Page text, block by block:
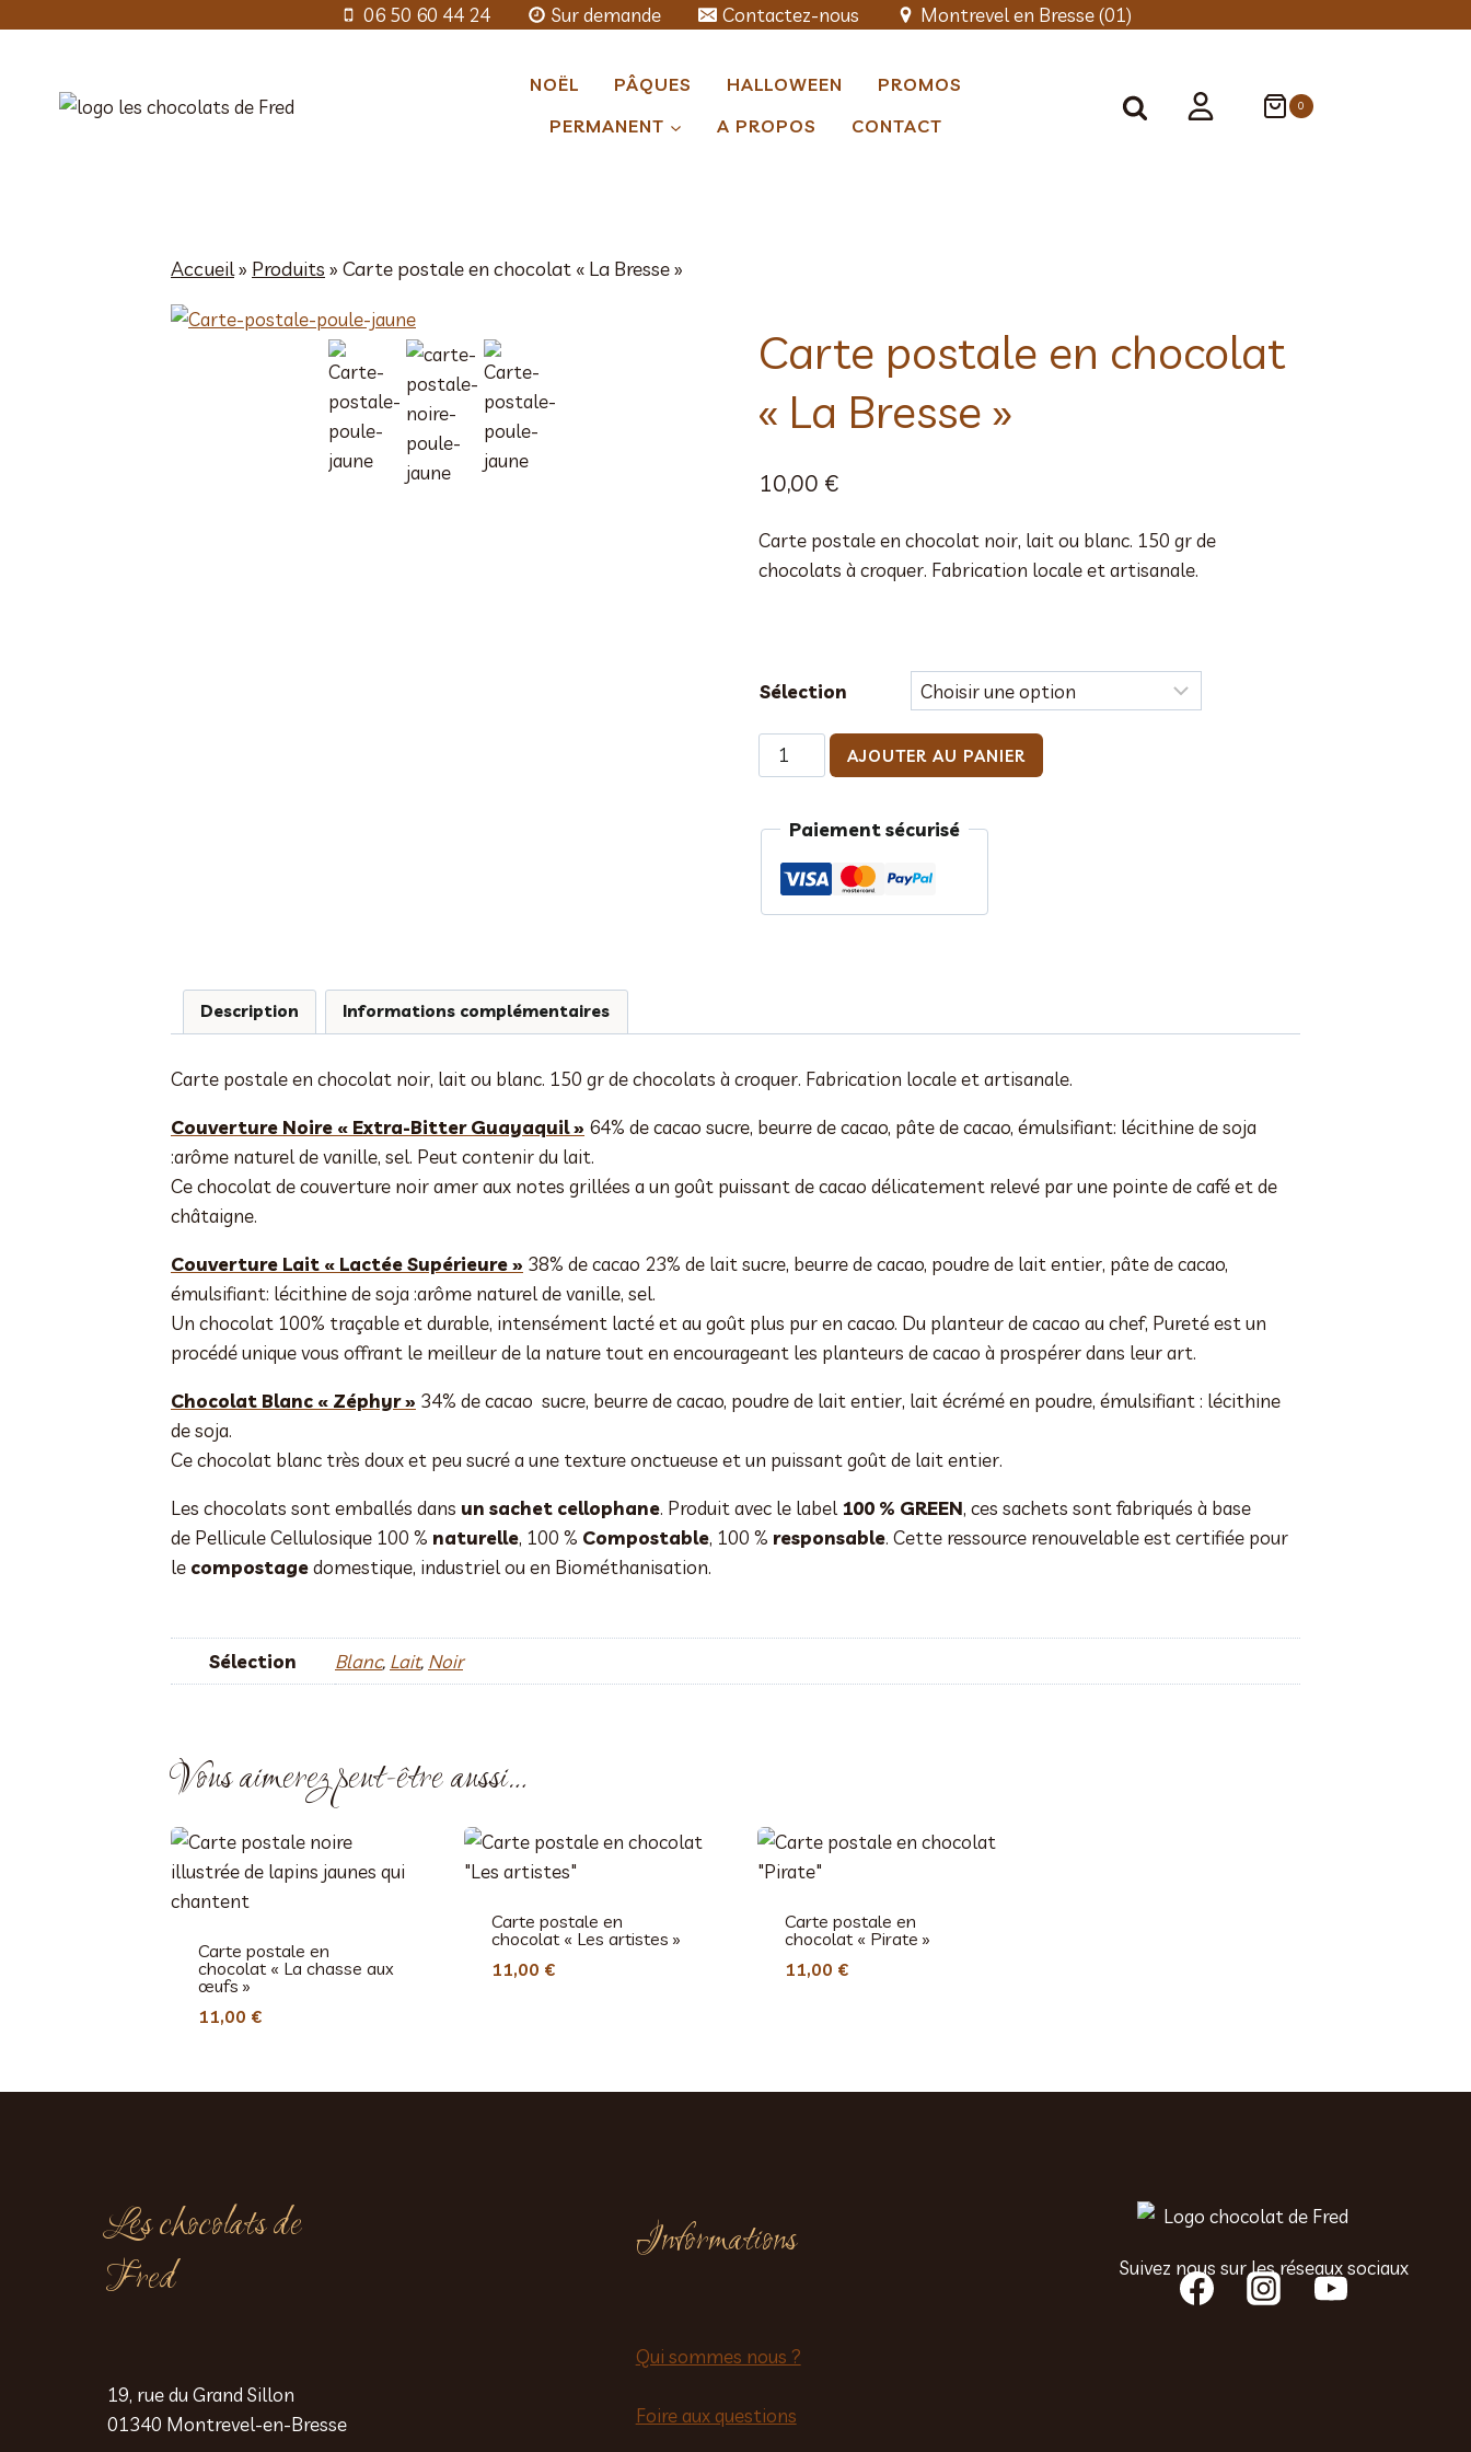
06 50 60 44 24 Sur demande Contactez-nous Montrevel en Bresse (01)
NOËL PÂQUES HALLOWEEN
PROMOS
PERMANENT
A PROPOS CONTACT
0
Accueil» Produits » Carte postale en chocolat « La Bresse »
Carte postale en chocolat
« La Bresse »
10,00 €
Carte postale en chocolat noir, lait ou blanc. 150 gr de
chocolats à croquer. Fabrication locale et artisanale.
Sélection
quantité
de
postale
chocolat
AJOUTER AU PANIER
Paiement sécurisé
Description Informations complémentaires
Carte postale en chocolat noir, lait ou blanc. 150 gr de chocolats à croquer. Fabrication locale et artisanale.
Couverture Noire « Extra-Bitter Guayaquil » 64% de cacao sucre, beurre de cacao, pâte de cacao, émulsifiant: lécithine de soja
:arôme naturel de vanille, sel. Peut contenir du lait.
Ce chocolat de couverture noir amer aux notes grillées a un goût puissant de cacao délicatement relevé par une pointe de café et de
châtaigne.
Couverture Lait « Lactée Supérieure » 38% de cacao 23% de lait sucre, beurre de cacao, poudre de lait entier, pâte de cacao,
émulsifiant: lécithine de soja :arôme naturel de vanille, sel.
Un chocolat 100% traçable et durable, intensément lacté et au goût plus pur en cacao. Du planteur de cacao au chef, Pureté est un
procédé unique vous offrant le meilleur de la nature tout en encourageant les planteurs de cacao à prospérer dans leur art.
Chocolat Blanc « Zéphyr » 34% de cacao sucre, beurre de cacao, poudre de lait entier, lait écrémé en poudre, émulsifiant : lécithine
de soja.
Ce chocolat blanc très doux et peu sucré a une texture onctueuse et un puissant goût de lait entier.
Les chocolats sont emballés dans un sachet cellophane. Produit avec le label 100 % GREEN, ces sachets sont fabriqués à base
de Pellicule Cellulosique 100 % naturelle, 100 % Compostable, 100 % responsable. Cette ressource renouvelable est certifiée pour
le compostagedomestique, industriel ou en Biométhanisation.
Sélection Blanc, Lait, Noir
Vous aimerez peut-être aussi…
Carte postale en
chocolat « La chasse aux
œufs »
11,00 €
Carte postale en
chocolat « Les artistes »
11,00 €
Carte postale en
chocolat « Pirate »
11,00 €
Les chocolats de
Fred
19, rue du Grand Sillon
01340 Montrevel-en-Bresse
Informations
Qui sommes nous ?
Foire aux questions
Suivez nous sur les réseaux sociaux